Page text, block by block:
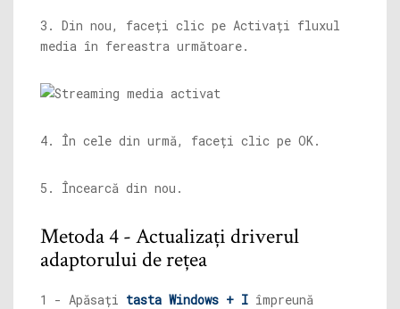
3. Din nou, faceți clic pe Activați fluxul
media în fereastra următoare.
4. În cele din urmă, faceți clic pe OK.
5. Încearcă din nou.
Metoda 4 - Actualizați driverul
adaptorului de rețea
1 - Apăsați tasta Windows + I împreună